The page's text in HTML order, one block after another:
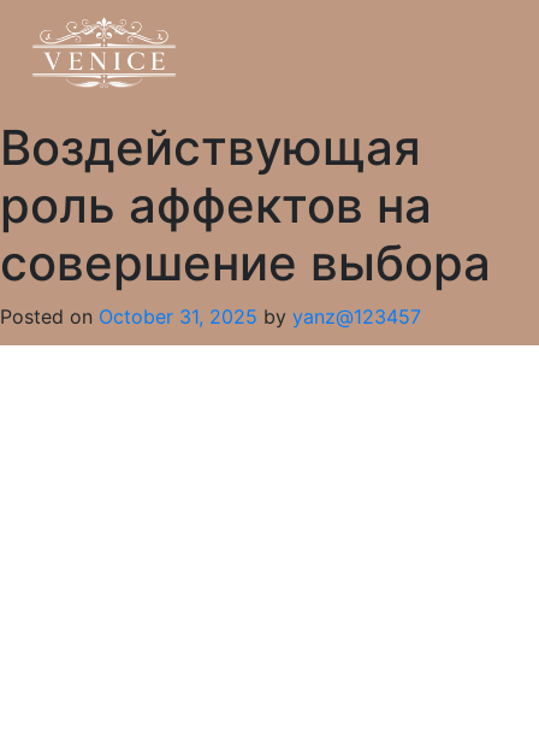
Воздействующая
роль аффектов на
совершение выбора
Posted on October 31, 2025 by yanz@123457